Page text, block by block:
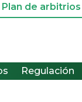
Plan de
Regulación